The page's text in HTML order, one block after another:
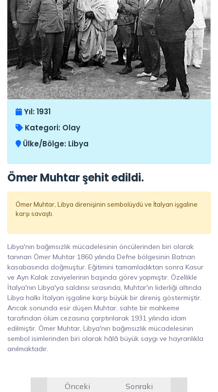
Yıl: 1931
Kategori: Olay
Ülke/Bölge: Libya
Ömer Muhtar şehit edildi.
Ömer Muhtar, Libya direnişinin sembolüydü ve İtalyan işgaline
karşı savaştı.
Libya'nın bağımsızlık mücadelesinin öncülerinden biri olarak
tanınan Ömer Muhtar 1860 yılında Defne bölgesinin Batnan
kasabasında doğmuştur. Eğitimini tamamladıktan sonra Kasur
ve Ayn Kalak zaviyelerinin başında görev yapmıştır. Özellikle
İtalya'nın Libya'ya saldırısı sırasında, Muhtar'ın liderliği altında
Libya halkı İtalyan işgaline karşı büyük bir direniş göstermiştir.
Ancak sonunda esir düşen Muhtar, sahte bir mahkeme
tarafından ölüm cezasına çarptırılarak 1931 yılında idam
edilmiştir. Ömer Muhtar, Libya'nın bağımsızlık mücadelesinin
sembol isimlerinden biri olarak hâlâ büyük saygı ve hayranlıkla
anılmaktadır.
Önceki
Sonraki